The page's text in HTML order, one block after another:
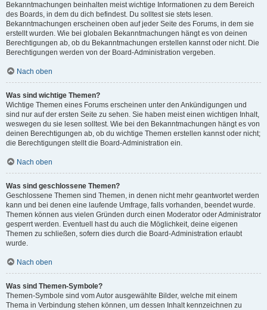
Bekanntmachungen beinhalten meist wichtige Informationen zu dem Bereich
des Boards, in dem du dich befindest. Du solltest sie stets lesen.
Bekanntmachungen erscheinen oben auf jeder Seite des Forums, in dem sie
erstellt wurden. Wie bei globalen Bekanntmachungen hängt es von deinen
Berechtigungen ab, ob du Bekanntmachungen erstellen kannst oder nicht. Die
Berechtigungen werden von der Board-Administration vergeben.
Nach oben
Was sind wichtige Themen?
Wichtige Themen eines Forums erscheinen unter den Ankündigungen und
sind nur auf der ersten Seite zu sehen. Sie haben meist einen wichtigen Inhalt,
weswegen du sie lesen solltest. Wie bei den Bekanntmachungen hängt es von
deinen Berechtigungen ab, ob du wichtige Themen erstellen kannst oder nicht;
die Berechtigungen stellt die Board-Administration ein.
Nach oben
Was sind geschlossene Themen?
Geschlossene Themen sind Themen, in denen nicht mehr geantwortet werden
kann und bei denen eine laufende Umfrage, falls vorhanden, beendet wurde.
Themen können aus vielen Gründen durch einen Moderator oder Administrator
gesperrt werden. Eventuell hast du auch die Möglichkeit, deine eigenen
Themen zu schließen, sofern dies durch die Board-Administration erlaubt
wurde.
Nach oben
Was sind Themen-Symbole?
Themen-Symbole sind vom Autor ausgewählte Bilder, welche mit einem
Thema in Verbindung stehen können, um dessen Inhalt kennzeichnen zu